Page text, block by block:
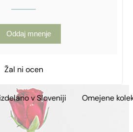
Oddaj mnenje
Žal ni ocen
Omejene kolekcije